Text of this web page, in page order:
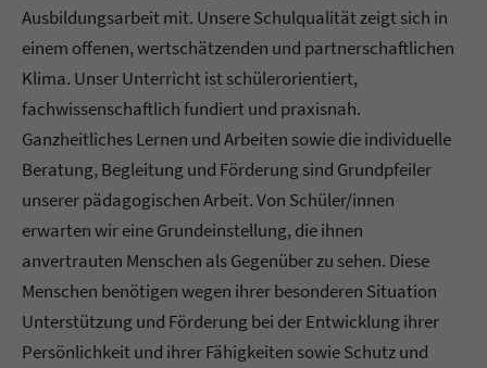
Ausbildungsarbeit mit. Unsere Schulqualität zeigt sich in
einem offenen, wertschätzenden und partnerschaftlichen
Klima. Unser Unterricht ist schülerorientiert,
fachwissenschaftlich fundiert und praxisnah.
Ganzheitliches Lernen und Arbeiten sowie die individuelle
Beratung, Begleitung und Förderung sind Grundpfeiler
unserer pädagogischen Arbeit. Von Schüler/innen
erwarten wir eine Grundeinstellung, die ihnen
anvertrauten Menschen als Gegenüber zu sehen. Diese
Menschen benötigen wegen ihrer besonderen Situation
Unterstützung und Förderung bei der Entwicklung ihrer
Persönlichkeit und ihrer Fähigkeiten sowie Schutz und